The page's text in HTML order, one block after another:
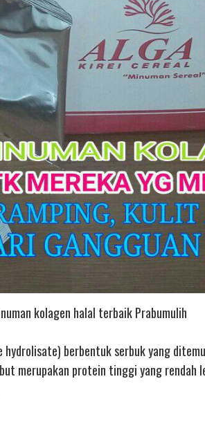
kolagen halal terbaik Prabumulih
hydrolisate) berbentuk serbuk yang
merupakan protein tinggi yang